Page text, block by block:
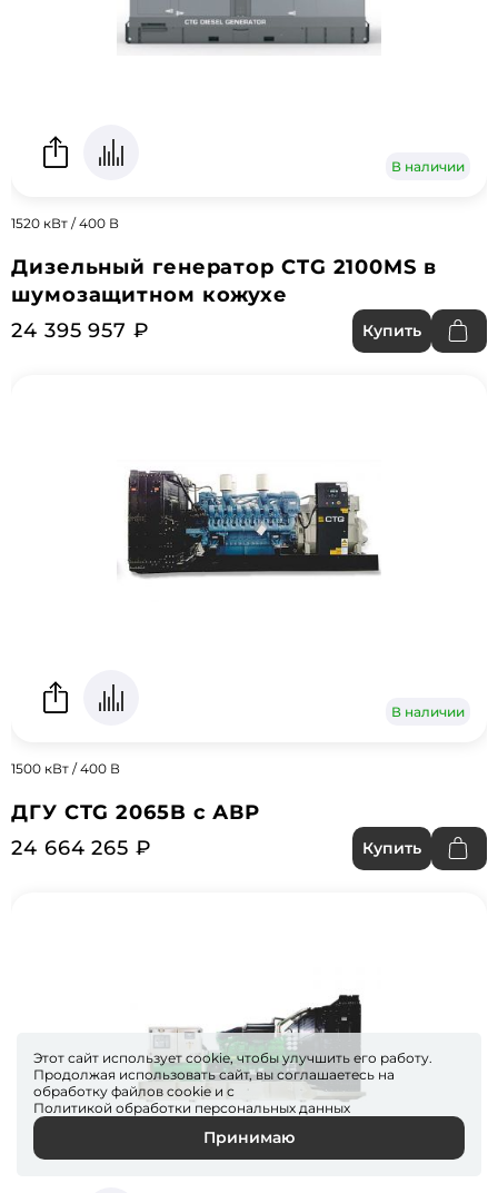
В наличии
1520 кВт / 400 В
Дизельный генератор CTG 2100MS в
шумозащитном кожухе
24 395 957 ₽
Купить
В наличии
1500 кВт / 400 В
ДГУ CTG 2065B с АВР
24 664 265 ₽
Купить
Этот сайт использует cookie, чтобы улучшить его работу.
Продолжая использовать сайт, вы соглашаетесь на
обработку файлов cookie и с
Политикой обработки персональных данных
Принимаю